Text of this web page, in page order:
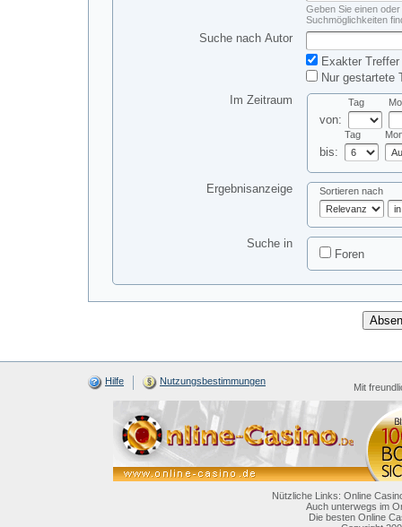
Geben Sie einen
Suchmöglichkeiten
Suche nach Autor
Exakter Treffer
Nur gestartete
Im Zeitraum
von:
Tag
bis:
Tag
Ergebnisanzeige Sortieren nach
Suche in
Foren
Hilfe Nutzungsbestimmungen
Mit
Nützliche Links: Online
Auch unterwegs im
Die besten Online